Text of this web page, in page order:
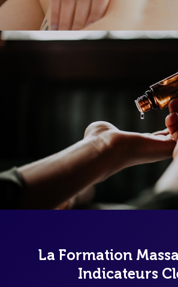
La Formation
Indicateurs